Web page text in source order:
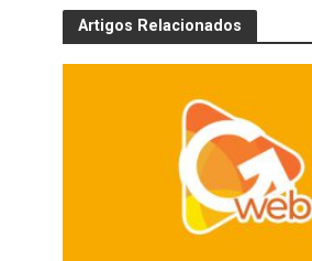
Artigos Relacionados